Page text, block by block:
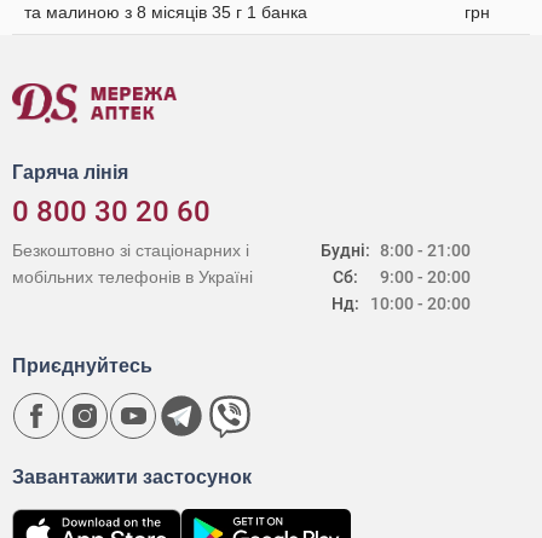
та малиною з 8 місяців 35 г 1 банка
грн
Гаряча лінія
0 800 30 20 60
Будні:
Сб:
Нд:
8:00 - 21:00
9:00 - 20:00
10:00 - 20:00
Безкоштовно зі стаціонарних і
мобільних телефонів в Україні
Завантажити застосунок
Приєднуйтесь